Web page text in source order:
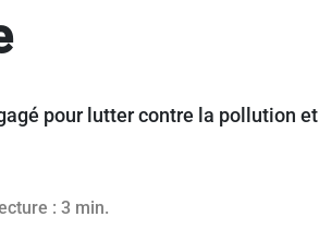
pour lutter contre la pollution et
: 3 min.